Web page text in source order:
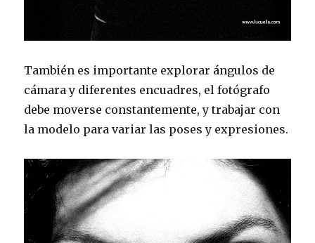
También es importante explorar ángulos de
cámara y diferentes encuadres, el fotógrafo
debe moverse constantemente, y trabajar con
la modelo para variar las poses y expresiones.